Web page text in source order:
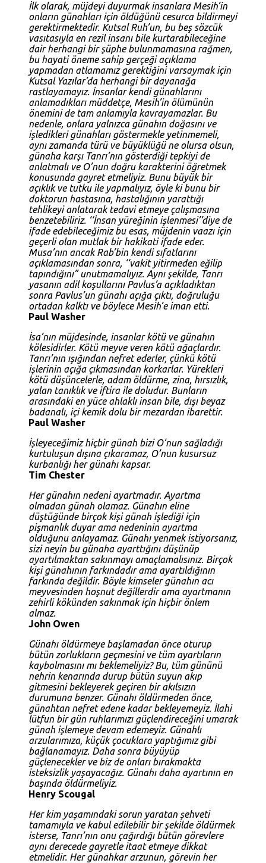
İlk olarak, müjdeyi duyurmak insanlara Mesih’in
onların günahları için öldüğünü cesurca bildirmeyi
gerektirmektedir. Kutsal Ruh’un, bu beş sözcük
vasıtasıyla en rezil insanı bile kurtarabileceğine
dair herhangi bir şüphe bulunmamasına rağmen,
bu hayati öneme sahip gerçeği açıklama
yapmadan atlamamız gerektiğini varsaymak için
Kutsal Yazılar’da herhangi bir dayanağa
rastlayamayız. İnsanlar kendi günahlarını
anlamadıkları müddetçe, Mesih’in ölümünün
önemini de tam anlamıyla kavrayamazlar. Bu
nedenle, onlara yalnızca günahın doğasını ve
işledikleri günahları göstermekle yetinmemeli,
aynı zamanda türü ve büyüklüğü ne olursa olsun,
günaha karşı Tanrı’nın gösterdiği tepkiyi de
anlatmalı ve O’nun doğru karakterini öğretmek
konusunda gayret etmeliyiz. Bunu büyük bir
açıklık ve tutku ile yapmalıyız, öyle ki bunu bir
doktorun hastasına, hastalığının yarattığı
tehlikeyi anlatarak tedavi etmeye çalışmasına
benzetebiliriz. ‘‘İnsan yüreğinin işlenmesi’’diye de
ifade edebileceğimiz bu esas, müjdenin vaazı için
geçerli olan mutlak bir hakikati ifade eder.
Musa’nın ancak Rab’bin kendi sıfatlarını
açıklamasından sonra, ‘‘vakit yitirmeden eğilip
tapındığını” unutmamalıyız. Aynı şekilde, Tanrı
yasanın adil koşullarını Pavlus’a açıkladıktan
sonra Pavlus’un günahı açığa çıktı, doğruluğu
ortadan kalktı ve böylece Mesih’e iman etti.
Paul Washer
İsa’nın müjdesinde, insanlar kötü ve günahın
kölesidirler. Kötü meyve veren kötü ağaçlardır.
Tanrı’nın ışığından nefret ederler, çünkü kötü
işlerinin açığa çıkmasından korkarlar. Yürekleri
kötü düşüncelerle, adam öldürme, zina, hırsızlık,
yalan tanıklık ve iftira ile doludur. Bunların
arasındaki en yüce ahlaklı insan bile, dışı beyaz
badanalı, içi kemik dolu bir mezardan ibarettir.
Paul Washer
İşleyeceğimiz hiçbir günah bizi O’nun sağladığı
kurtuluşun dışına çıkaramaz, O’nun kusursuz
kurbanlığı her günahı kapsar.
Tim Chester
Her günahın nedeni ayartmadır. Ayartma
olmadan günah olamaz. Günahın eline
düştüğünde birçok kişi günah işlediği için
pişmanlık duyar ama nedeninin ayartma
olduğunu anlayamaz. Günahı yenmek istiyorsanız,
sizi neyin bu günaha ayarttığını düşünüp
ayartılmaktan sakınmayı amaçlamalısınız. Birçok
kişi günahının farkındadır ama ayartıldığının
farkında değildir. Böyle kimseler günahın acı
meyvesinden hoşnut değillerdir ama ayartmanın
zehirli kökünden sakınmak için hiçbir önlem
almaz.
John Owen
Günahı öldürmeye başlamadan önce oturup
bütün zorlukların geçmesini ve tüm ayartıların
kaybolmasını mı beklemeliyiz? Bu, tüm gününü
nehrin kenarında durup bütün suyun akıp
gitmesini bekleyerek geçiren bir akılsızın
durumuna benzer. Günahı öldürmeden önce,
günahtan nefret edene kadar bekleyemeyiz. İlahi
lütfun bir gün ruhlarımızı güçlendireceğini umarak
günah işlemeye devam edemeyiz. Günahlı
arzularımıza, küçük çocuklara yaptığımız gibi
bağlanamayız. Daha sonra büyüyüp
güçlenecekler ve biz de onları bırakmakta
isteksizlik yaşayacağız. Günahı daha ayartının en
başında öldürmeliyiz.
Henry Scougal
Her kim yaşamındaki sorun yaratan şehveti
tamamıyla ve kabul edilebilir bir şekilde öldürmek
isterse, Tanrı’nın onu çağırdığı bütün görevlere
aynı derecede gayretle itaat etmeye dikkat
etmelidir. Her günahkar arzunun, görevin her